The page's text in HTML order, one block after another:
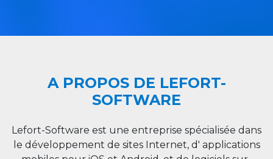
A PROPOS DE LEFORT-
SOFTWARE
Lefort-Software est une entreprise spécialisée dans
le développement de sites Internet, d' applications